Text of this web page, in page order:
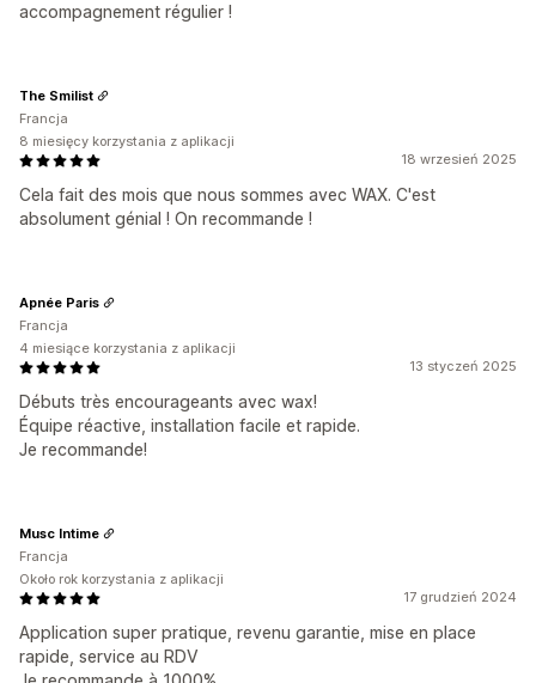
accompagnement régulier !
18 wrzesień 2025
Cela fait des mois que nous sommes avec WAX. C'est
absolument génial ! On recommande !
The Smilist
Francja
8 miesięcy korzystania z aplikacji
13 styczeń 2025
Débuts très encourageants avec wax!
Équipe réactive, installation facile et rapide.
Je recommande!
Apnée Paris
Francja
4 miesiące korzystania z aplikacji
17 grudzień 2024
Application super pratique, revenu garantie, mise en place
rapide, service au RDV
Musc Intime
Francja
Około rok korzystania z aplikacji